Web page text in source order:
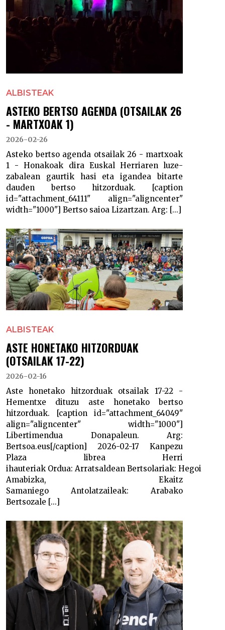
ALBISTEAK
ASTEKO BERTSO AGENDA (OTSAILAK 26
- MARTXOAK 1)
2026-02-26
Asteko bertso agenda otsailak 26 - martxoak
1 - Honakoak dira Euskal Herriaren luze-
zabalean gaurtik hasi eta igandea bitarte
dauden bertso hitzorduak. [caption
id="attachment_64111" align="aligncenter"
width="1000"] Bertso saioa Lizartzan. Arg: [...]
ALBISTEAK
ASTE HONETAKO HITZORDUAK
(OTSAILAK 17-22)
2026-02-16
Aste honetako hitzorduak otsailak 17-22 -
Hementxe dituzu aste honetako bertso
hitzorduak. [caption id="attachment_64049"
align="aligncenter" width="1000"]
Libertimendua Donapaleun. Arg:
Bertsoa.eus[/caption] 2026-02-17 Kanpezu
Plaza librea Herri
ihauteriak Ordua: Arratsaldean Bertsolariak: Hegoi
Amabizka, Ekaitz
Samaniego Antolatzaileak: Arabako
Bertsozale [...]